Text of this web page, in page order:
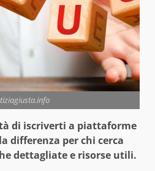
di iscriverti a piattaforme
differenza per chi cerca
dettagliate e risorse utili.